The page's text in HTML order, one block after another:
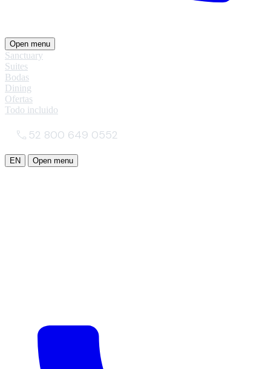
Open menu
Sanctuary
Suites
Bodas
Dining
Ofertas
Todo incluido
52 800 649 0552
EN Open menu